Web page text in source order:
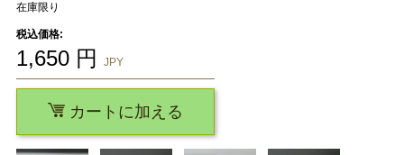
在庫限り
税込価格:
1,650円 JPY
カートに加える